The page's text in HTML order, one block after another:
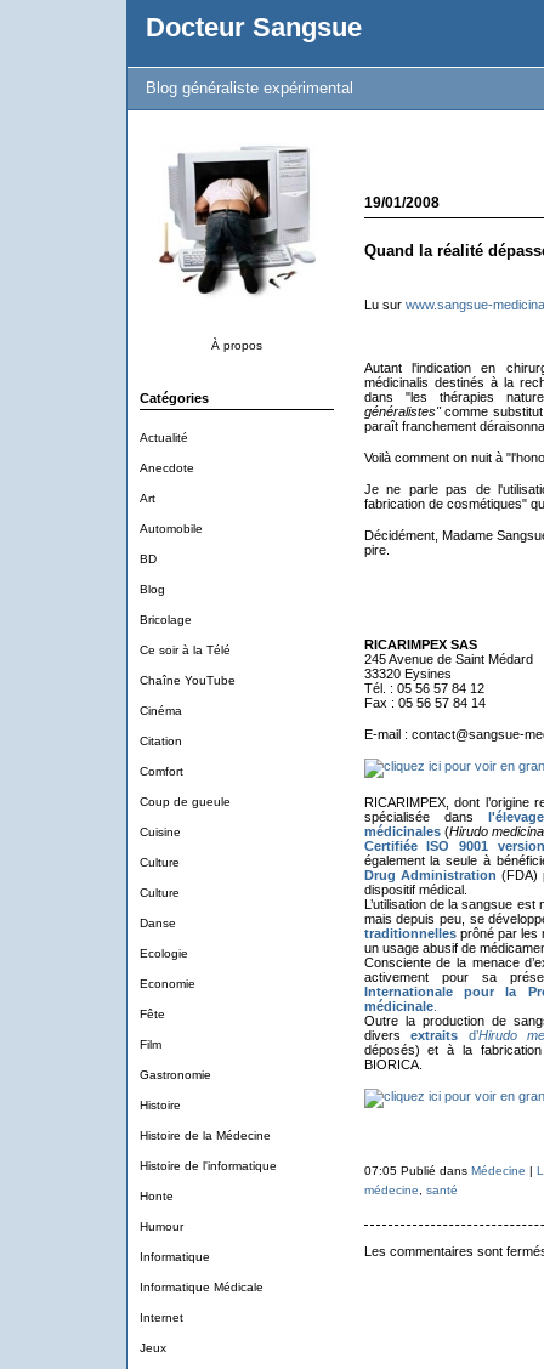
Docteur Sangsue
Blog généraliste expérimental
À propos
Catégories
Actualité
Anecdote
Art
Automobile
BD
Blog
Bricolage
Ce soir à la Télé
Chaîne YouTube
Cinéma
Citation
Comfort
Coup de gueule
Cuisine
Culture
Culture
Danse
Ecologie
Economie
Fête
Film
Gastronomie
Histoire
Histoire de la Médecine
Histoire de l'informatique
Honte
Humour
Informatique
Informatique Médicale
Internet
Jeux
19/01/2008
Quand la réalité
Lu sur www.sangsue-
Autant l'indication en
médicinalis destinés à la
dans "les thérapies
généralistes"comme
paraît franchement
Voilà comment on nuit à
Je ne parle pas de
fabrication de cosmétiques"
Décidément, Madame
pire.
RICARIMPEX SAS
245 Avenue de Saint Médard
33320 Eysines
Tél. : 05 56 57 84 12
Fax : 05 56 57 84 14
E-mail : contact@sangsue-
RICARIMPEX, dont l’origine
spécialisée dans
médicinales(Hirudo
Certifiée ISO 9001
également la seule à
Drug Administration (FDA)
dispositif médical.
L’utilisation de la sangsue
mais depuis peu, se
traditionnellesprôné par les
un usage abusif de
Consciente de la menace
activement pour sa
Internationale pour la
médicinale.
Outre la production de
diversextraits d’Hirudo
déposés) et à la
BIORICA.
07:05 Publié dans Médecine |
médecine
santé
Les commentaires sont